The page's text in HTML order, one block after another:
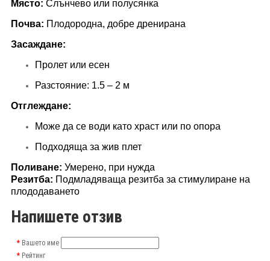
Място: Слънчево или полусянка
Почва: Плодородна, добре дренирана
Засаждане:
Пролет или есен
Разстояние: 1.5 – 2 м
Отглеждане:
Може да се води като храст или по опора
Подходяща за жив плет
Поливане: Умерено, при нужда
Резитба: Подмладяваща резитба за стимулиране на
плододаването
Напишете отзив
Вашето име
Рейтинг